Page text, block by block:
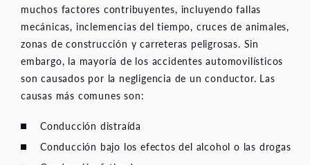
muchos factores contribuyentes, incluyendo fallas
mecánicas, inclemencias del tiempo, cruces de animales,
zonas de construcción y carreteras peligrosas. Sin
embargo, la mayoría de los accidentes automovilísticos
son causados por la negligencia de un conductor. Las
causas más comunes son:
Conducción distraída
Conducción bajo los efectos del alcohol o las drogas